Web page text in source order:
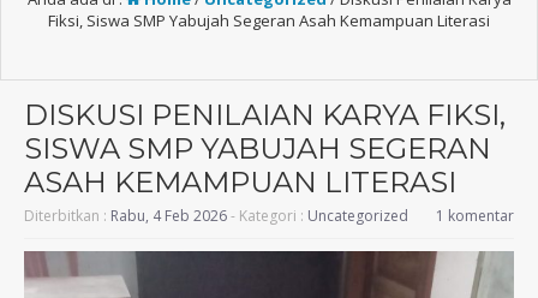
Fiksi, Siswa SMP Yabujah Segeran Asah Kemampuan Literasi
DISKUSI PENILAIAN KARYA FIKSI,
SISWA SMP YABUJAH SEGERAN
ASAH KEMAMPUAN LITERASI
Diterbitkan : Rabu, 4 Feb 2026- Kategori : Uncategorized 1 komentar